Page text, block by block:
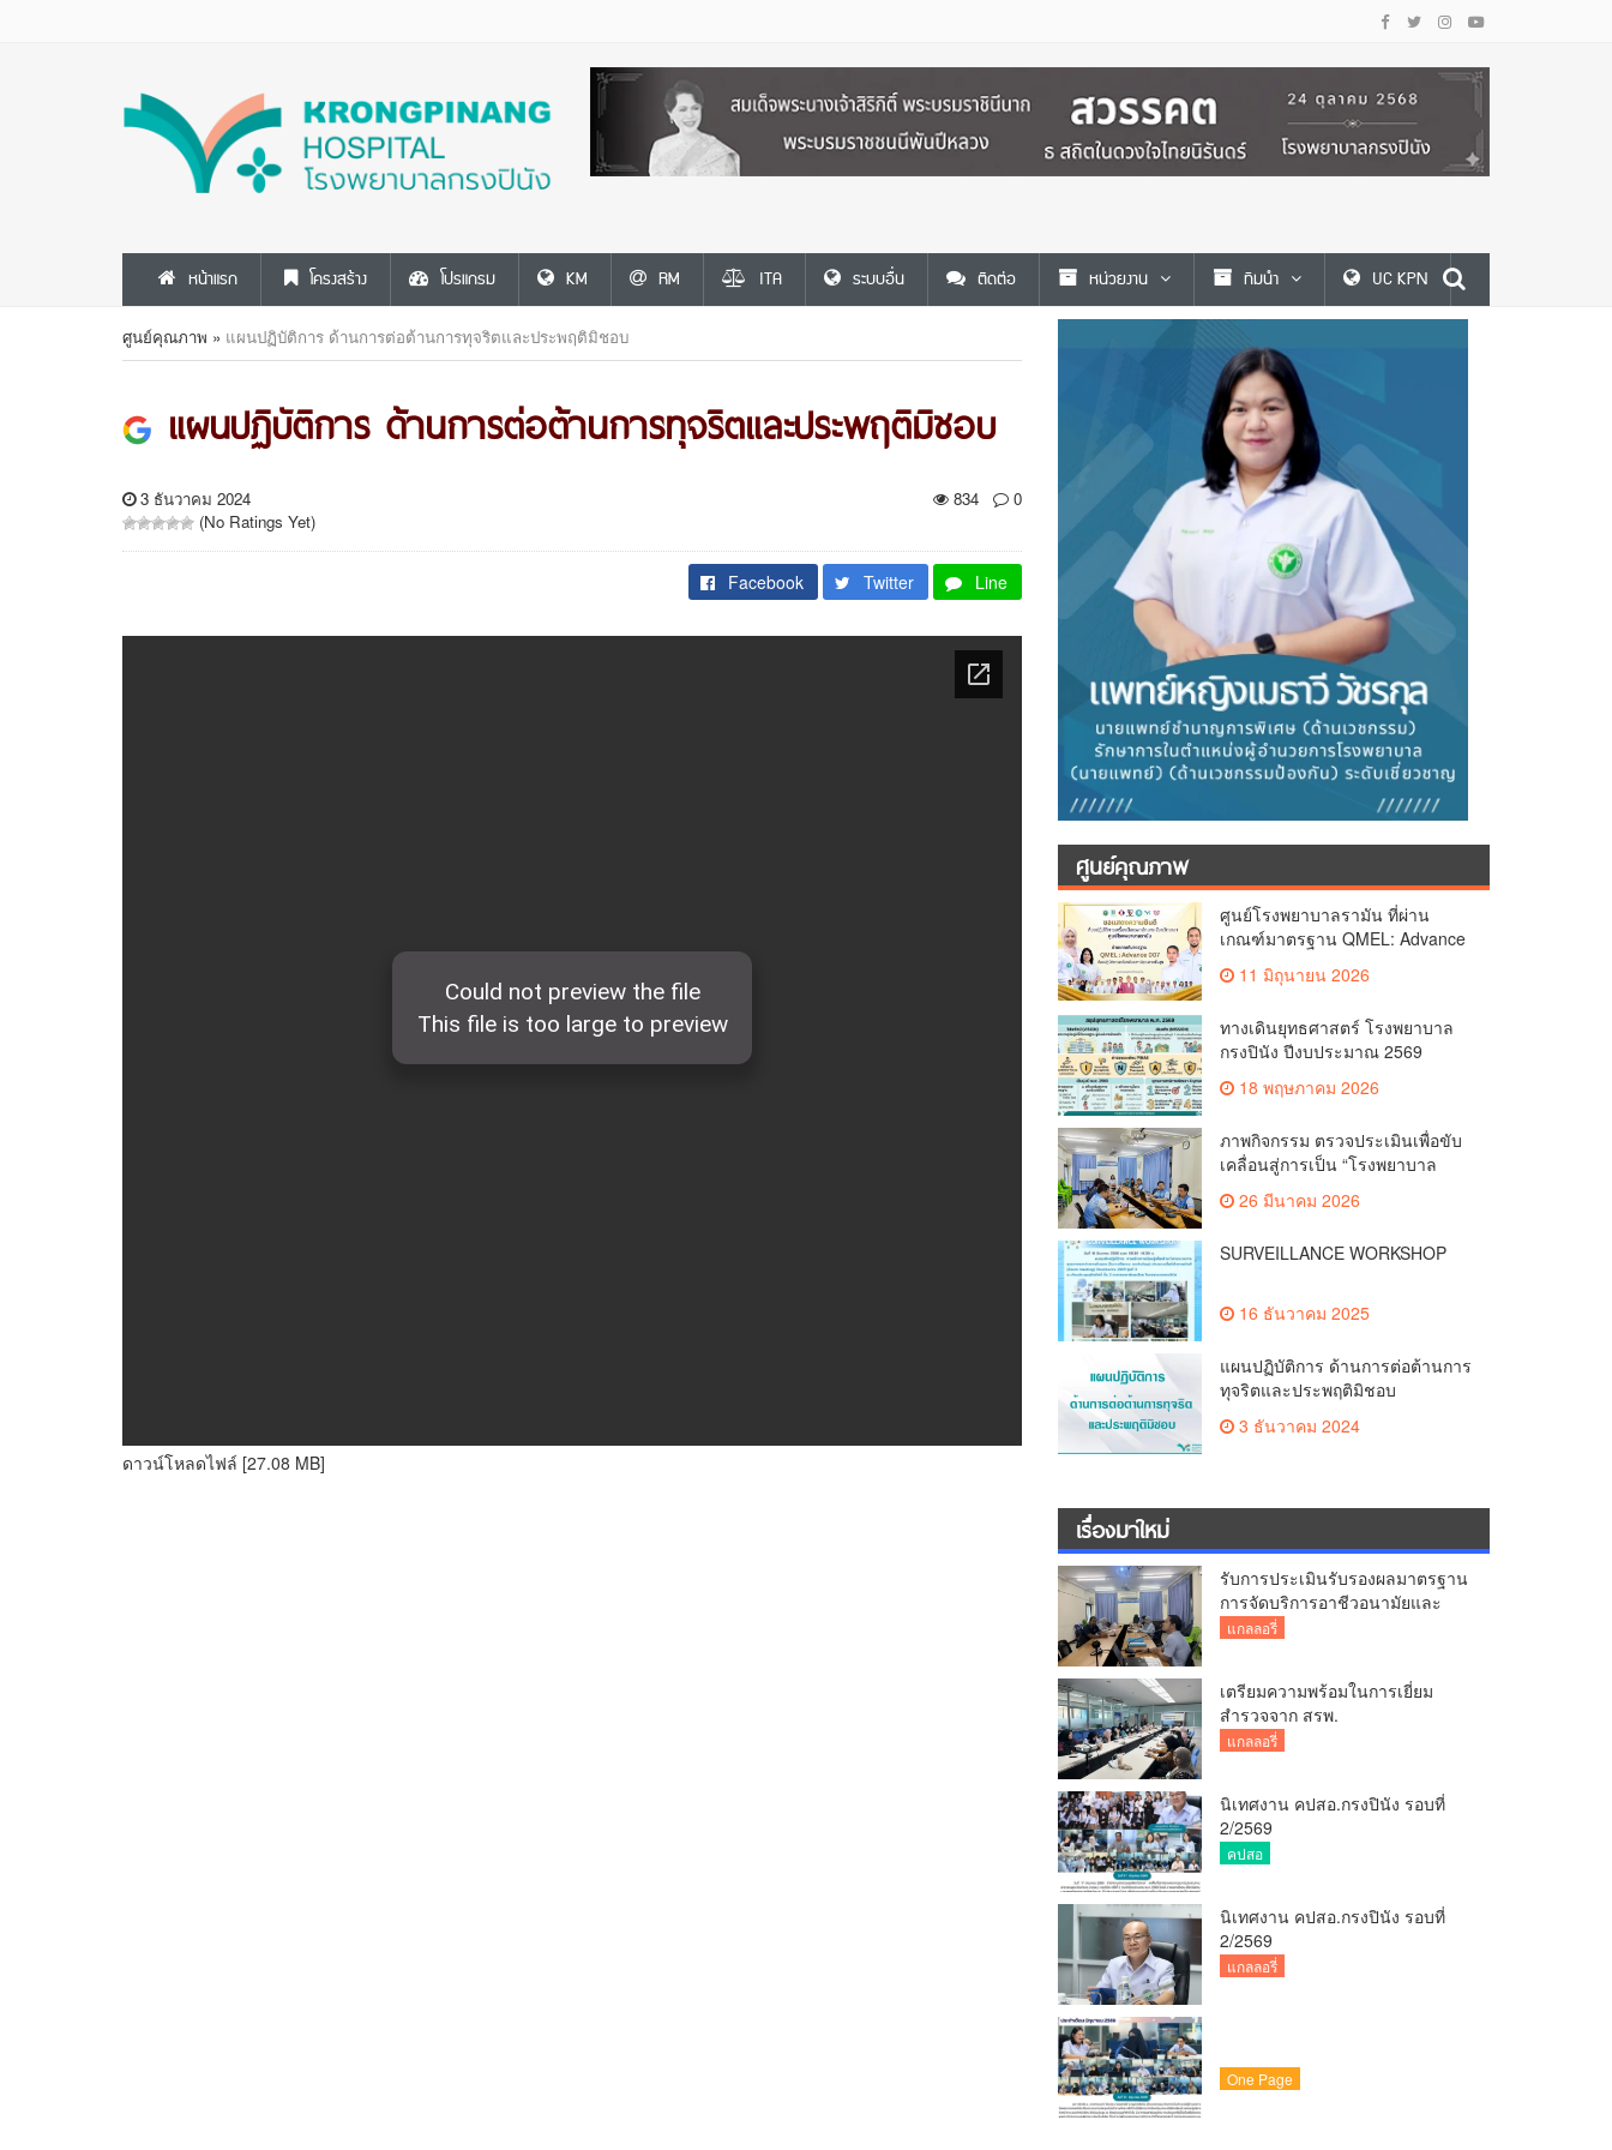
หน้าแรก โครงสร้าง โปรแกรม KM RM ITA ระบบอื่น ติดต่อ หน่วยงาน ทีมนำ UC KPN
ศูนย์คุณภาพ » แผนปฏิบัติการ ด้านการต่อต้านการทุจริตและประพฤติมิชอบ
แผนปฏิบัติการ ด้านการต่อต้านการทุจริตและประพฤติมิชอบ
3 ธันวาคม 2024
(No Ratings Yet)
834 0
Facebook Twitter Line
ดาวน์โหลดไฟล์ [27.08 MB]
ศูนย์คุณภาพ
ศูนย์โรงพยาบาลรามัน ที่ผ่าน
เกณฑ์มาตรฐาน QMEL: Advance
11 มิถุนายน 2026
ทางเดินยุทธศาสตร์ โรงพยาบาล
กรงปินัง ปีงบประมาณ 2569
18 พฤษภาคม 2026
ภาพกิจกรรม ตรวจประเมินเพื่อขับ
เคลื่อนสู่การเป็น “โรงพยาบาล
อัจฉริยะ (Smart Hospital)”
26 มีนาคม 2026
SURVEILLANCE WORKSHOP
16 ธันวาคม 2025
แผนปฏิบัติการ ด้านการต่อต้านการ
ทุจริตและประพฤติมิชอบ
3 ธันวาคม 2024
เรื่องมาใหม่
รับการประเมินรับรองผลมาตรฐาน
การจัดบริการอาชีวอนามัยและ
เวชกรรมสิ่งแวดล้อม
แกลลอรี่
เตรียมความพร้อมในการเยี่ยม
สำรวจจาก สรพ.
แกลลอรี่
นิเทศงาน คปสอ.กรงปินัง รอบที่
2/2569
คปสอ
นิเทศงาน คปสอ.กรงปินัง รอบที่
2/2569
แกลลอรี่
One Page